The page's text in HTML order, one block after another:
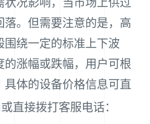
况影响，当市场上供过
落。但需要注意的是，高
围绕一定的标准上下波
的涨幅或跌幅，用户可根
体的设备价格信息可直
或直接拨打客服电话：